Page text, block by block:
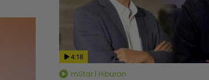
4:18
mStar | Hiburan